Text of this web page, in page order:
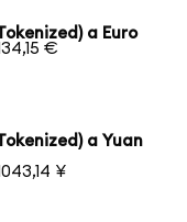
a Euro
€
a Yuan
¥